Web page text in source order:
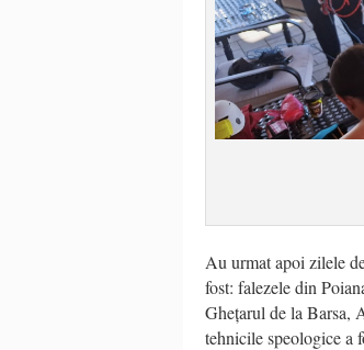
Au urmat apoi zilele
fost: falezele din
Ghețarul de la Barsa,
tehnicile speologice a